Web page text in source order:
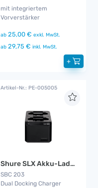
mit integriertem
Vorverstärker
ab 25,00 € exkl. MwSt.
ab 29,75 € inkl. MwSt.
+
Artikel-Nr.: PE-005005
Shure SLX Akku-Ladegerät
SBC 203
Dual Docking Charger